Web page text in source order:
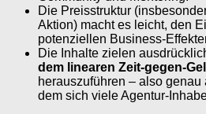
Die Preisstruktur
Aktion) macht es leicht, den
potenziellen Business-
Die Inhalte zielen
dem linearen Zeit-gegen-
herauszuführen – also
dem sich viele Agentur-